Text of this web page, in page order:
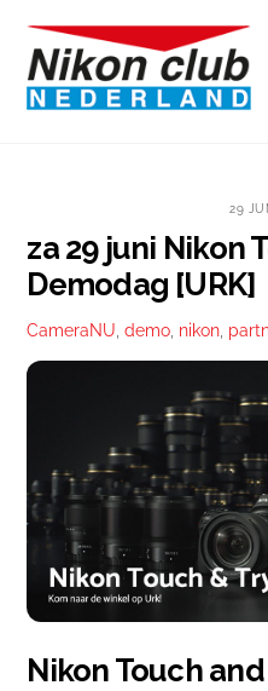
content
29
za 29 juni Nikon
Demodag [URK]
CameraNU ,demo nikon
Nikon Touch